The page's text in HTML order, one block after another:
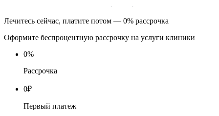
Лечитесь сейчас, платите потом — 0% рассрочка
Оформите беспроцентную рассрочку на услуги клиники
0%
Рассрочка
0₽
Первый платеж